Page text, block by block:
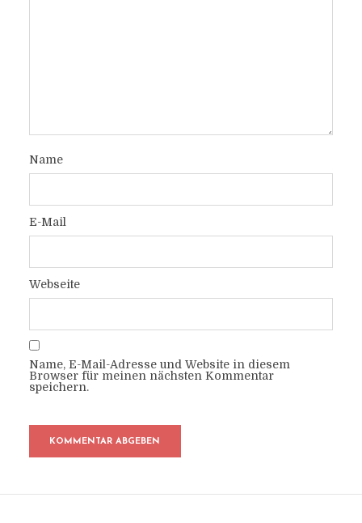
Name
E-Mail
Webseite
Name, E-Mail-Adresse und Website in diesem
Browser für meinen nächsten Kommentar
speichern.